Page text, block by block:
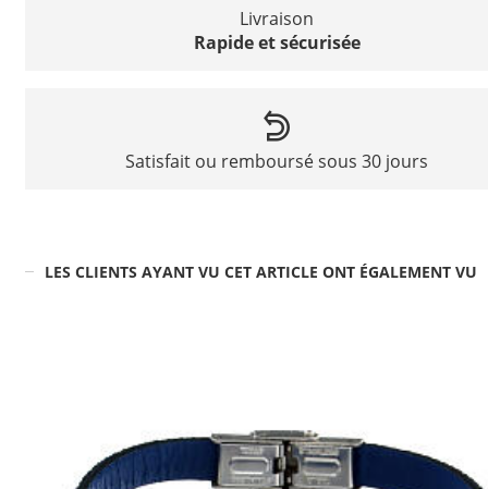
Livraison
Rapide et sécurisée
Satisfait ou remboursé sous 30 jours
LES CLIENTS AYANT VU CET ARTICLE ONT ÉGALEMENT VU